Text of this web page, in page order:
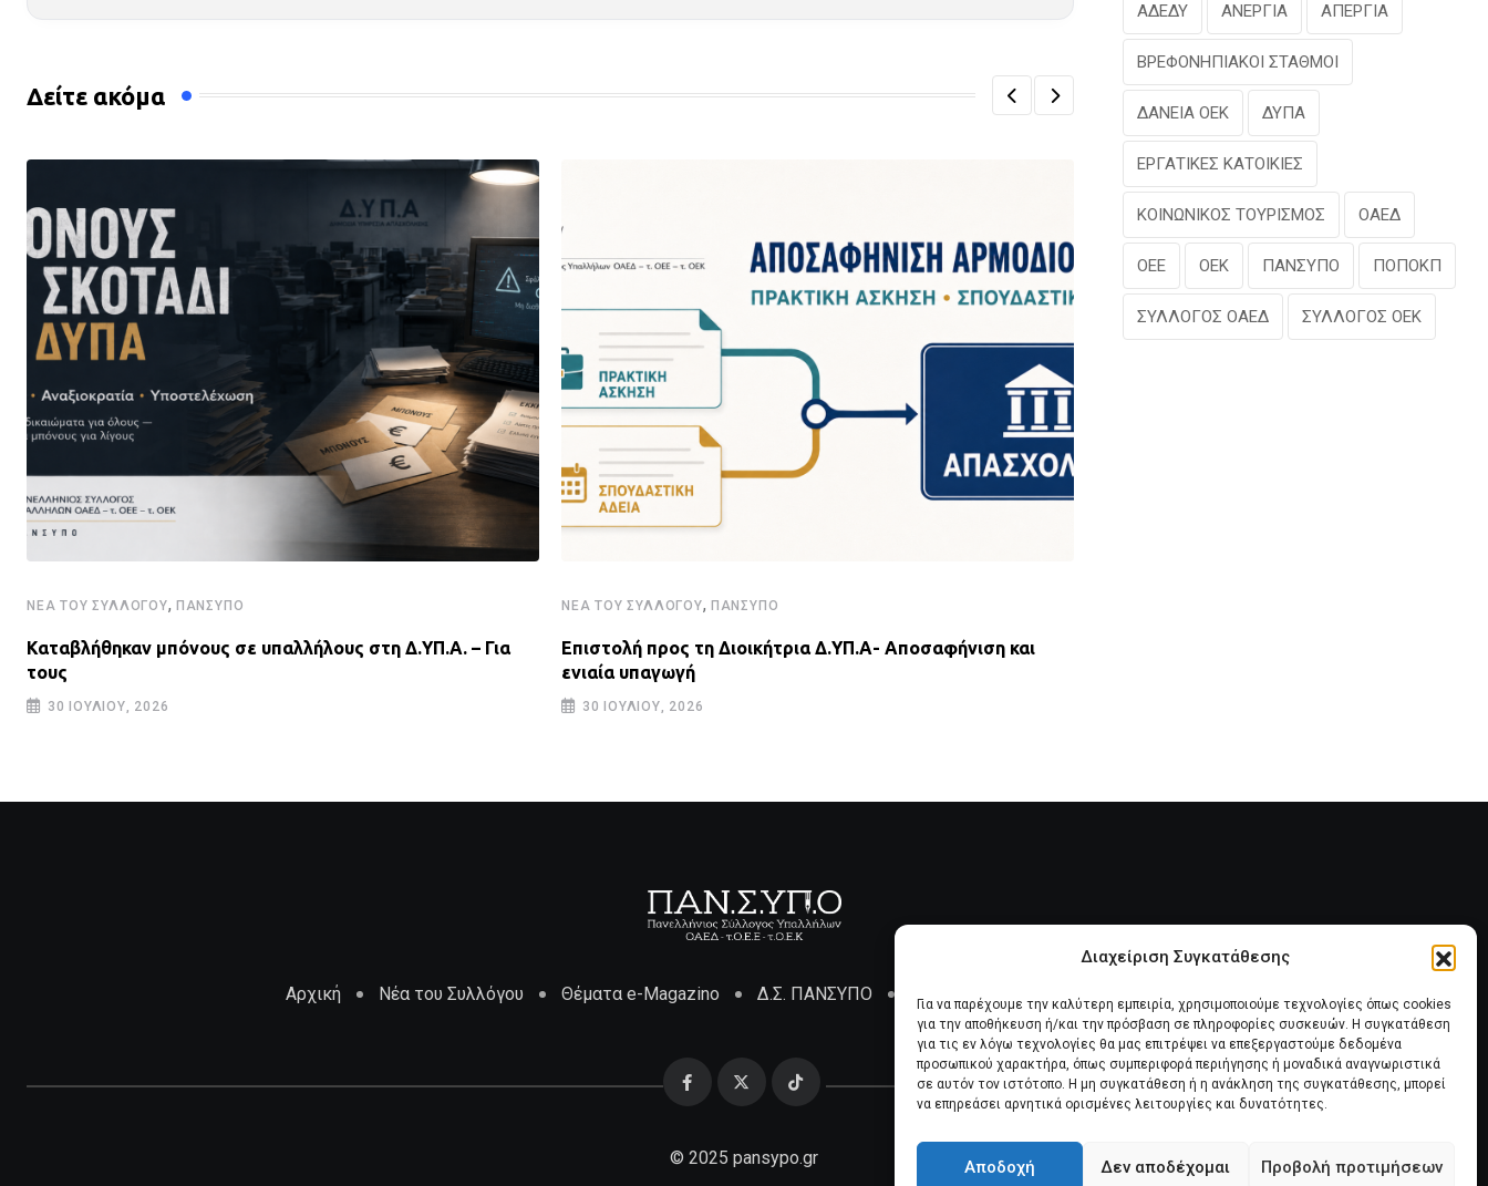
Διαχείριση Συγκατάθεσης
Για να παρέχουμε την καλύτερη εμπειρία, χρησιμοποιούμε τεχνολογίες όπως cookies
για την αποθήκευση ή/και την πρόσβαση σε πληροφορίες συσκευών. Η συγκατάθεση
για τις εν λόγω τεχνολογίες θα μας επιτρέψει να επεξεργαστούμε δεδομένα
προσωπικού χαρακτήρα, όπως συμπεριφορά περιήγησης ή μοναδικά αναγνωριστικά
σε αυτόν τον ιστότοπο. Η μη συγκατάθεση ή η ανάκληση της συγκατάθεσης, μπορεί
να επηρεάσει αρνητικά ορισμένες λειτουργίες και δυνατότητες.
Αποδοχή Δεν αποδέχομαι Προβολή προτιμήσεων
Δείτε ακόμα
ΝΈΑ ΤΟΥ ΣΥΛΛΌΓΟΥ, ΠΑΝΣΥΠΟ
Καταβλήθηκαν μπόνους σε υπαλλήλους στη Δ.ΥΠ.Α. – Για
τους
30 ΙΟΥΛΊΟΥ, 2026
ΝΈΑ ΤΟΥ ΣΥΛΛΌΓΟΥ, ΠΑΝΣΥΠΟ
Επιστολή προς τη Διοικήτρια Δ.ΥΠ.Α- Αποσαφήνιση και
ενιαία υπαγωγή
30 ΙΟΥΛΊΟΥ, 2026
ΑΔΕΔΥ ΑΝΕΡΓΙΑ ΑΠΕΡΓΙΑ
ΒΡΕΦΟΝΗΠΙΑΚΟΙ ΣΤΑΘΜΟΙ
ΔΑΝΕΙΑ ΟΕΚ ΔΥΠΑ
ΕΡΓΑΤΙΚΕΣ ΚΑΤΟΙΚΙΕΣ
ΚΟΙΝΩΝΙΚΟΣ ΤΟΥΡΙΣΜΟΣ ΟΑΕΔ
ΟΕΕ ΟΕΚ ΠΑΝΣΥΠΟ ΠΟΠΟΚΠ
ΣΥΛΛΟΓΟΣ ΟΑΕΔ ΣΥΛΛΟΓΟΣ ΟΕΚ
Αρχική Νέα του Συλλόγου Θέματα e-Magazino Δ.Σ. ΠΑΝΣΥΠΟ Επικοινωνία Πολιτική Cookies (ΕΕ)
© 2025 pansypo.gr